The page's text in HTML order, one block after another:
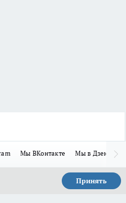
Мы ВКонтакте Мы в Дзене
Принять